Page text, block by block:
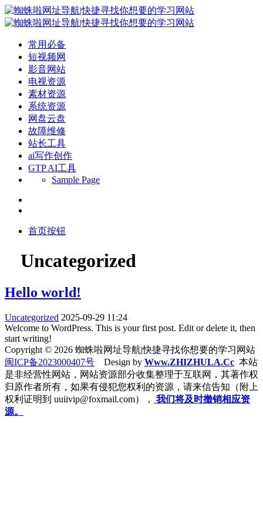
常用必备
短视频网
影音网站
电视资源
素材资源
系统资源
网盘云盘
故障维修
站长工具
ai写作创作
GTP AI工具
Sample Page
首页按钮
Uncategorized
Hello world!
Uncategorized 2025-09-29 11:24
Welcome to WordPress. This is your first post. Edit or delete it, then
start writing!
Copyright © 2026 蜘蛛啦网址导航|快捷寻找你想要的学习网站
闽ICP备2023000407号 Design by Www.ZHIZHULA.Cc 本站
是非经营性网站，网站资源部分收集整理于互联网，其著作权
归原作者所有，如果有侵犯您权利的资源，请来信告知（附上
权利证明到 uuiivip@foxmail.com），
我们将及时撤销相应资
源。